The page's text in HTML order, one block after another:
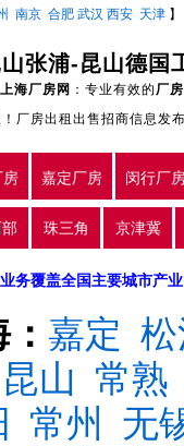
南京 合肥 武汉 西安 天津 】
山张浦-昆山德国
上海厂房网 ：专业有效的厂
厂房出租出售招商信息发
房 嘉定厂房 闵行厂
珠三角 京津冀
务覆盖全国主要城市产
嘉定
昆山 常熟
常州
无